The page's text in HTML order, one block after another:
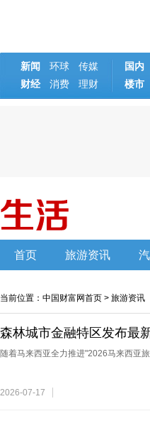
新闻 环球 传媒 国内
财经
消费 理财 楼市
首页 旅游资讯
当前位置： 中国财富网首页 > 旅游资讯
森林城市金融特区发布最
随着马来西亚全力推进"2026马来西亚
2026-07-17